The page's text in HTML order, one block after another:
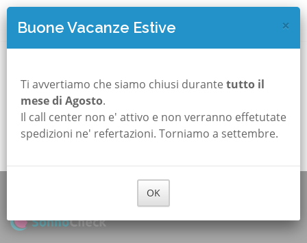
Torna alla Home Page
×
Buone Vacanze Estive
Ti avvertiamo che siamo chiusi durante tutto il
mese di Agosto.
Il call center non e' attivo e non verranno effetutate
spedizioni ne' refertazioni. Torniamo a settembre.
OK